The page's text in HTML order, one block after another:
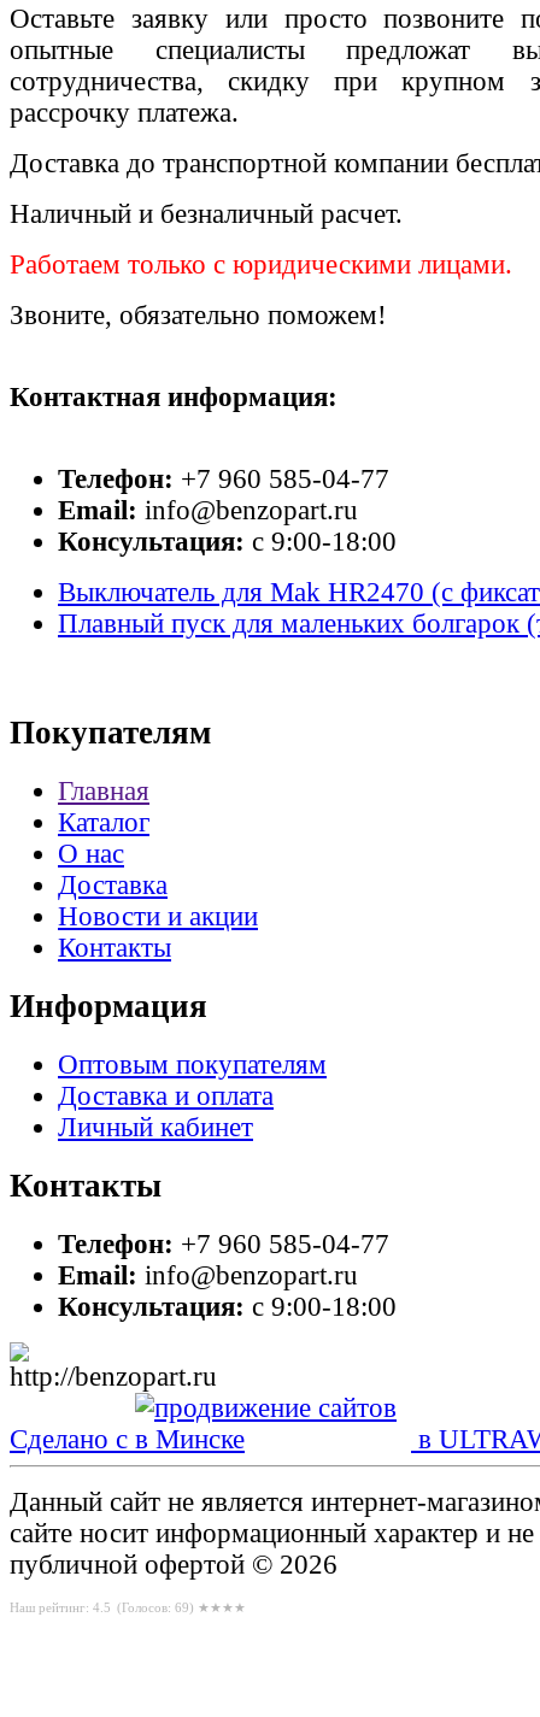
Оставьте заявку или просто позвоните
опытные специалисты предложат
сотрудничества, скидку при крупном
рассрочку платежа.
Доставка до транспортной компании
Наличный и безналичный расчет.
Работаем только с юридическими лицами.
Звоните, обязательно поможем!
Контактная информация:
Телефон: +7 960 585-04-77
Email: info@benzopart.ru
Консультация: с 9:00-18:00
Выключатель для Mak HR2470 (с
Плавный пуск для маленьких болгарок
Покупателям
Главная
Каталог
О нас
Доставка
Новости и акции
Контакты
Информация
Оптовым покупателям
Доставка и оплата
Личный кабинет
Контакты
Телефон: +7 960 585-04-77
Email: info@benzopart.ru
Консультация: с 9:00-18:00
Сделано с в
Данный сайт не является интернет-
сайте носит информационный характер и не
публичной офертой © 2026
Наш рейтинг: 4.5 (Голосов: 69) ★★★★